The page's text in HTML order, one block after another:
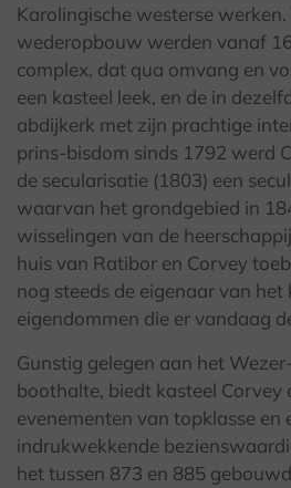
Karolingische westerse werken.
wederopbouw werden vanaf
complex, dat qua omvang en
een kasteel leek, en de in
abdijkerk met zijn prachtige
prins-bisdom sinds 1792 werd
de secularisatie (1803) een
waarvan het grondgebied in
wisselingen van de
huis van Ratibor en Corvey
nog steeds de eigenaar van het
eigendommen die er vandaag
Gunstig gelegen aan het
boothalte, biedt kasteel Corvey
evenementen van topklasse en
indrukwekkende
het tussen 873 en 885